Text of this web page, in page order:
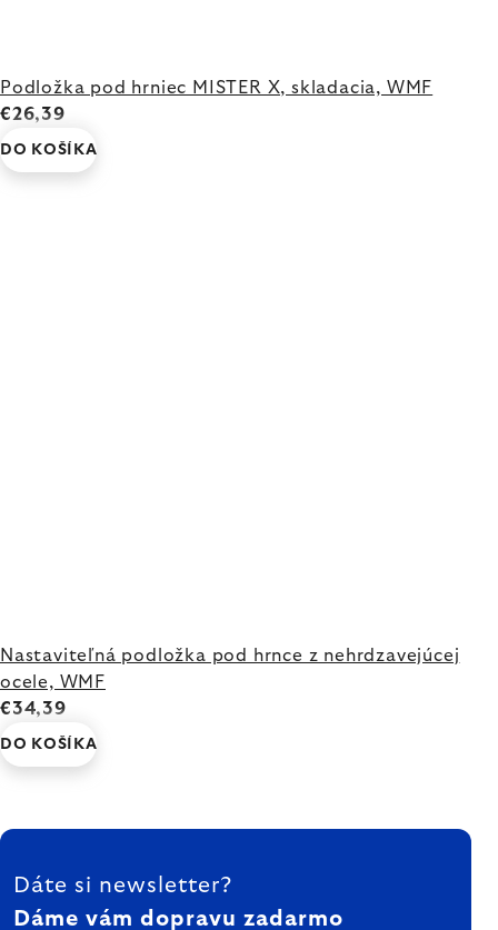
Podložka pod hrniec MISTER X, skladacia, WMF
€26,39
DO KOŠÍKA
Nastaviteľná podložka pod hrnce z nehrdzavejúcej
ocele, WMF
€34,39
DO KOŠÍKA
ZÁPÄTIE
Dáte si newsletter?
Dáme vám dopravu zadarmo